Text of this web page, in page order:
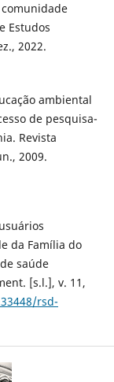
Estudos
2022.
ambiental
de pesquisa-
Revista
2009.
da Família do
saúde
[s.l.], v. 11,
rsd-